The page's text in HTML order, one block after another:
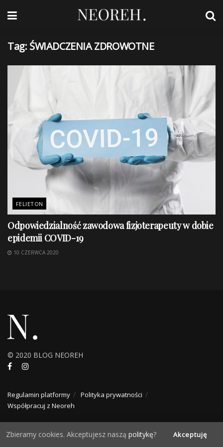
Tag: ŚWIADCZENIA ZDROWOTNE
FELIETON
Odpowiedzialność zawodowa fizjoterapeuty w dobie
epidemii COVID-19
10 CZERWCA 2020
© 2020 BLOG NEOREH
Regulamin platformy
Polityka prywatności
Współpracuj z Neoreh
Zbieramy cookies. Akceptujesz naszą politykę? Akceptuję